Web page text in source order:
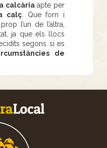
calcàriaapte per
calç. Que forn i
l’un de l’altra,
ja que els llocs
segons si es
de